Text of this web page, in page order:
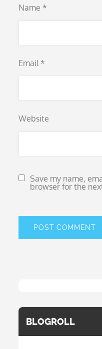
Name *
Email *
Website
Save my name,
browser for the
BLOGROLL